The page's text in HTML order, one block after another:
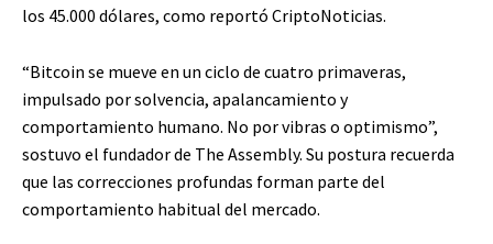
los 45.000 dólares, como reportó CriptoNoticias.
“Bitcoin se mueve en un ciclo de cuatro primaveras,
impulsado por solvencia, apalancamiento y
comportamiento humano. No por vibras o optimismo”,
sostuvo el fundador de The Assembly. Su postura recuerda
que las correcciones profundas forman parte del
comportamiento habitual del mercado.